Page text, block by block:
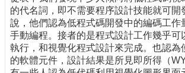
的代名詞，即不需要程序設計技能就可開
說，他們認為低程式碼開發中的編碼工作
手動編程。接者的是程式設計工作幾乎可
執行，和視覺化程式設計來完成。也認為
的軟體元件，設計結果是所見即所得（